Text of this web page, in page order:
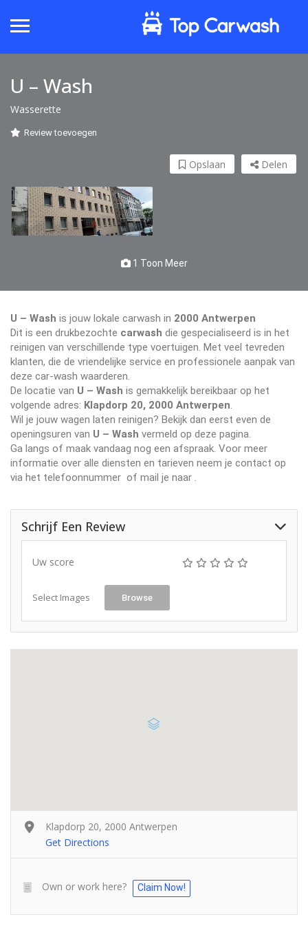
U – Wash
Wasserette
Review toevoegen
Delen
Opslaan
1 Toon Meer
U – Wash is jouw lokale carwash in 2000 Antwerpen
Dit is een drukbezochte carwash die gespecialiseerd is in het
reinigen van verschillende type voertuigen. Met veel tevreden
klanten, die de vriendelijke service en professionele aanpak van
deze car-wash waarderen.
De locatie van U – Wash is gemakkelijk bereikbaar op het
volgende adres: Klapdorp 20, 2000 Antwerpen
Wil je jouw wagen laten reinigen? Bekijk dan eerst even de
openingsuren van U – Wash vermeld op deze pagina.
Ga langs of maak vandaag nog een afspraak. Voor meer
informatie over alle diensten en tarieven neem je contact op
via het telefoonnummer of mail je naar
Schrijf Een Review
Uw score
Select Images Browse
Klapdorp 20, 2000 Antwerpen
Get Directions
Own or work here? Claim Now!